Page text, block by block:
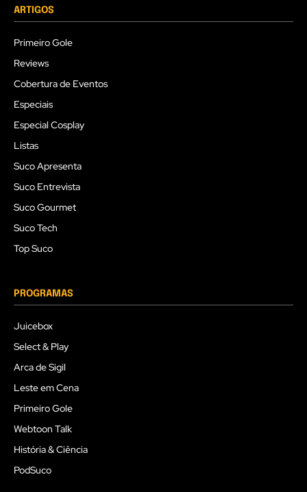
ARTIGOS
Primeiro Gole
Reviews
Cobertura de Eventos
Especiais
Especial Cosplay
Listas
Suco Apresenta
Suco Entrevista
Suco Gourmet
Suco Tech
Top Suco
PROGRAMAS
Juicebox
Select & Play
Arca de Sigil
Leste em Cena
Primeiro Gole
Webtoon Talk
História & Ciência
PodSuco